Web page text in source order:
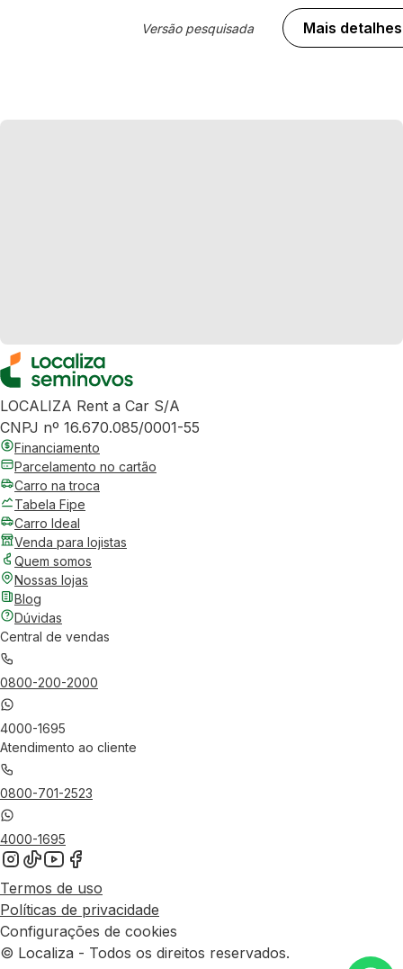
Versão pesquisada Mais detalhes
LOCALIZA Rent a Car S/A
CNPJ nº 16.670.085/0001-55
Financiamento
Parcelamento no cartão
Carro na troca
Tabela Fipe
Carro Ideal
Venda para lojistas
Quem somos
Nossas lojas
Blog
Dúvidas
Central de vendas
0800-200-2000
4000-1695
Atendimento ao cliente
0800-701-2523
4000-1695
Termos de uso
Políticas de privacidade
Configurações de cookies
© Localiza - Todos os direitos reservados.